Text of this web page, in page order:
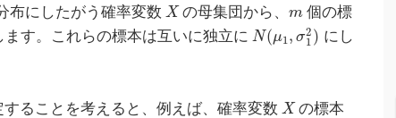
布にしたがう確率変数Xの母集団から、m 個の標
ます。これらの標本は互いに独立にN(μ1 , σ2
1 ) にし
することを考えると、例えば、確率変数Xの標本